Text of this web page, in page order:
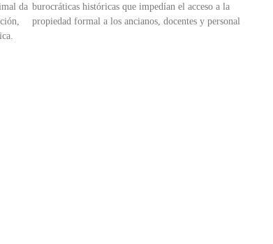
da burocráticas históricas que impedían el acceso a la
propiedad formal a los ancianos, docentes y personal